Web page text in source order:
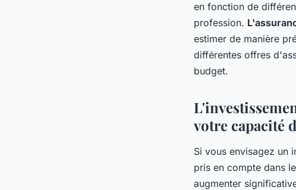
en fonction de
profession.
estimer de manière
différentes offres
budget.
votre capacité
Si vous envisagez un
pris en compte dans
augmenter